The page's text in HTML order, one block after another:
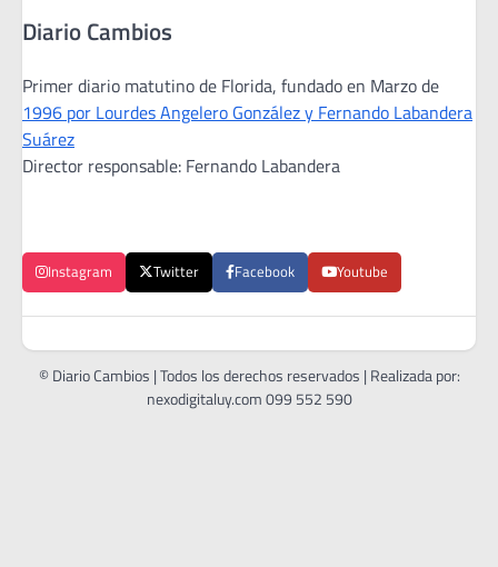
Diario Cambios
Primer diario matutino de Florida, fundado en Marzo de
1996 por Lourdes Angelero González y Fernando Labandera
Suárez
Director responsable: Fernando Labandera
Instagram Twitter Facebook Youtube